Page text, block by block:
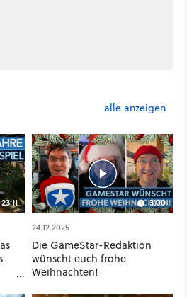
alle anzeigen
3:00
24.12.2025
Die GameStar-Redaktion
wünscht euch frohe
Weihnachten!